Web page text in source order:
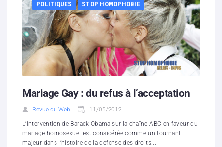
POLITIQUES
STOP HOMOPHOBIE
Mariage Gay : du refus à l’acceptation
Revue du Web 11/05/2012
L’intervention de Barack Obama sur la chaîne ABC en faveur du
mariage homosexuel est considérée comme un tournant
majeur dans l’histoire de la défense des droits...